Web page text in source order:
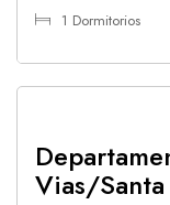
1 Dormitorios
Vias/Santa